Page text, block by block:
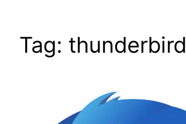
Tag: thunderbird